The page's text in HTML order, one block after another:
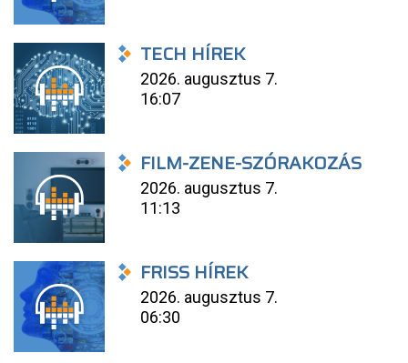
TECH HÍREK
2026. augusztus 7.
16:07
FILM-ZENE-SZÓRAKOZÁS
2026. augusztus 7.
11:13
FRISS HÍREK
2026. augusztus 7.
06:30